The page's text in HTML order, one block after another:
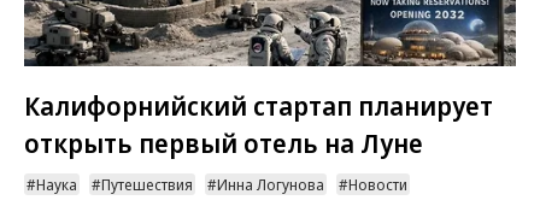
Калифорнийский стартап планирует
открыть первый отель на Луне
Наука Путешествия Инна Логунова Новости